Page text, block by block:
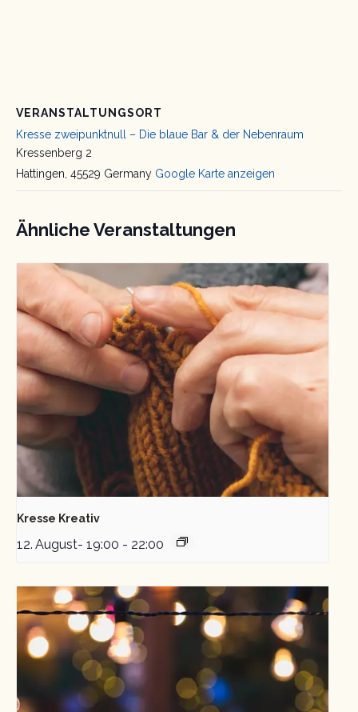
VERANSTALTUNGSORT
Kresse zweipunktnull – Die blaue Bar & der Nebenraum
Kressenberg 2
Hattingen 45529 Germany Google Karte anzeigen
Ähnliche Veranstaltungen
Kresse Kreativ
12. August- 19:00 - 22:00